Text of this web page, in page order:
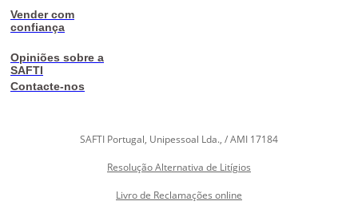
Vender com
confiança
Opiniões sobre a
SAFTI
Contacte-nos
SAFTI Portugal, Unipessoal Lda., / AMI 17184
Resolução Alternativa de Litígios
Livro de Reclamações online